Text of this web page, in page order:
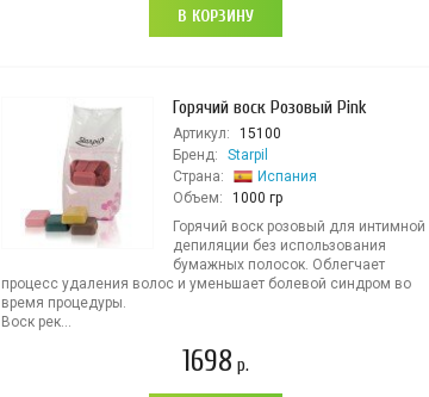
В КОРЗИНУ
Горячий воск Розовый Pink
Артикул:
15100
Бренд:
Starpil
Страна:
Испания
Объем:
1000 гр
Горячий воск розовый для интимной
депиляции без использования
бумажных полосок. Облегчает
процесс удаления волос и уменьшает болевой синдром во
время процедуры.
Воск рек...
1698 р.